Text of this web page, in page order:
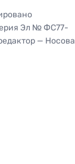
Эл № ФС77-
— Носова